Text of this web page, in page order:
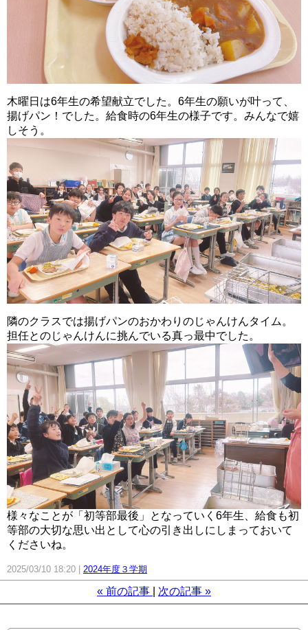
木曜日は6年生の希望献立でした。6年生の願いが叶って、
揚げパン！でした。給食時の6年生の様子です。みんなで嬉
しそう。
隣のクラスでは揚げパンのおかわりのじゃんけんタイム。
担任とのじゃんけんに挑んでいる真っ最中でした。
様々なことが「初等部最後」となっていく6年生、給食も初
等部の大切な思い出として心の引き出しにしまっておいて
くださいね。
2025/03/10 18:20 2024年度３学期
« 前の記事 次の記事 »